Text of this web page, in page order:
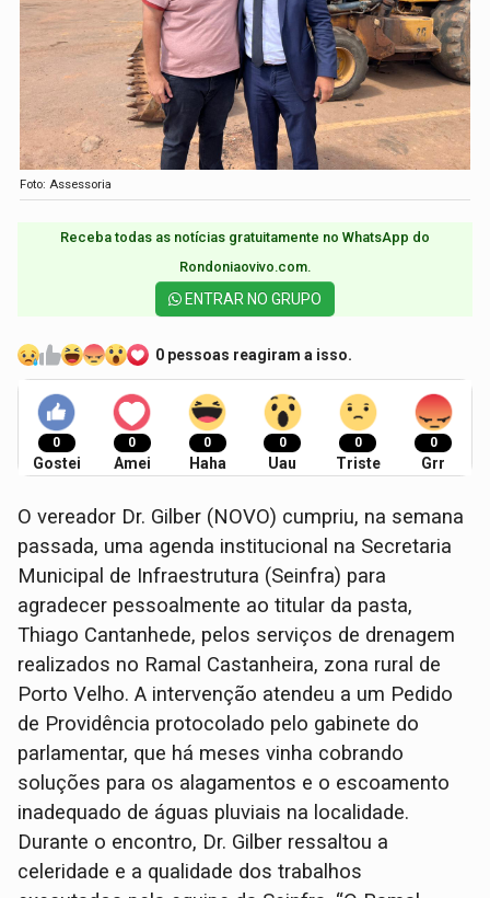
Foto: Assessoria
Receba todas as notícias gratuitamente no WhatsApp do
Rondoniaovivo.com.​
ENTRAR NO GRUPO
0 pessoas reagiram a isso.
0
Gostei
0
Amei
0
Haha
0
Uau
0
Triste
0
Grr
O vereador Dr. Gilber (NOVO) cumpriu, na semana
passada, uma agenda institucional na Secretaria
Municipal de Infraestrutura (Seinfra) para
agradecer pessoalmente ao titular da pasta,
Thiago Cantanhede, pelos serviços de drenagem
realizados no Ramal Castanheira, zona rural de
Porto Velho. A intervenção atendeu a um Pedido
de Providência protocolado pelo gabinete do
parlamentar, que há meses vinha cobrando
soluções para os alagamentos e o escoamento
inadequado de águas pluviais na localidade.
Durante o encontro, Dr. Gilber ressaltou a
celeridade e a qualidade dos trabalhos